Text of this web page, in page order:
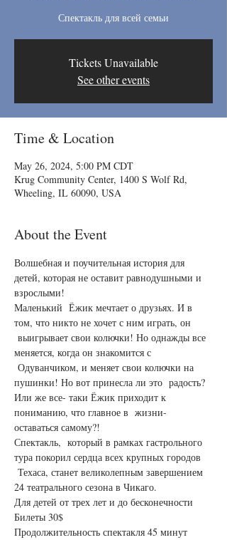
Спектакль для всей семьи
Tickets Unavailable
See other events
Time & Location
May 26, 2024, 5:00 PM CDT
Krug Community Center, 1400 S Wolf Rd,
Wheeling, IL 60090, USA
About the Event
Волшебная и поучительная история для
детей, которая не оставит равнодушными и
взрослыми!
Маленький  Ёжик мечтает о друзьях. И в
том, что никто не хочет с ним играть, он
выигрывает свои колючки! Но однажды все
меняется, когда он знакомится с
Одуванчиком, и меняет свои колючки на
пушинки! Но вот принесла ли это  радость?
Или же все- таки Ёжик приходит к
пониманию, что главное в  жизни-
оставаться самому?!
Спектакль,  который в рамках гастрольного
тура покорил сердца всех крупных городов
Техаса, станет великолепным завершением
24 театрального сезона в Чикаго.
Для детей от трех лет и до бесконечности
Билеты 30$
Продолжительность спектакля 45 минут